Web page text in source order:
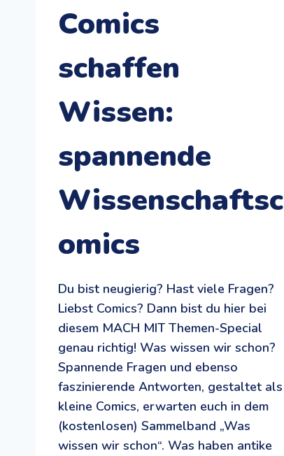
Comics
schaffen
Wissen:
spannende
Wissenschaftsc
omics
Du bist neugierig? Hast viele Fragen?
Liebst Comics? Dann bist du hier bei
diesem MACH MIT Themen-Special
genau richtig! Was wissen wir schon?
Spannende Fragen und ebenso
faszinierende Antworten, gestaltet als
kleine Comics, erwarten euch in dem
(kostenlosen) Sammelband „Was
wissen wir schon“. Was haben antike